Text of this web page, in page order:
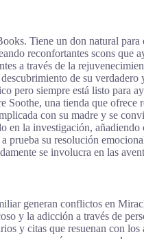
Tiene un don natural para
reconfortantes scons que
a través de la
de su verdadero
pero siempre está listo para
Soothe, una tienda que ofrece
con su madre y se
en la investigación, añadiendo
prueba su resolución
se involucra en las
generan conflictos en
y la adicción a través de
y citas que resuenan con los